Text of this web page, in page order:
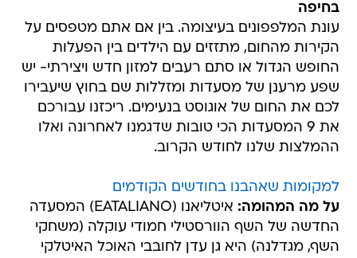
בחיפה
עונת המלפפונים בעיצומה. בין אם אתם מטפסים על
הקירות מהחום, מתזזים עם הילדים בין הפעלות
החופש הגדול או סתם רעבים למזון חדש ויצירתי- יש
שפע מרענן של מסעדות ומזללות שם בחוץ שיעבירו
לכם את החום של אוגוסט בנעימים. ריכזנו עבורכם
את 9 המסעדות הכי טובות שדגמנו לאחרונה ואלו
ההמלצות שלנו לחודש הקרוב.
למקומות שאהבנו בחודשים הקודמים
על מה המהומה:
איטליאנו (EATALIANO) המסעדה
החדשה של השף הוורסטילי חמודי עוקלה (משחקי
השף, מגדלנה) היא גן עדן לחובבי האוכל האיטלקי